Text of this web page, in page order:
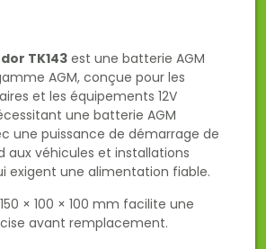
TK143 est une batterie AGM
AGM, conçue pour les
et les équipements 12V
une batterie AGM
une puissance de démarrage de
aux véhicules et installations
exigent une alimentation fiable.
× 100 × 100 mm facilite une
avant remplacement.